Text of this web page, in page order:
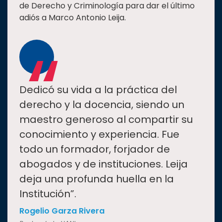
de Derecho y Criminología para dar el último
adiós a Marco Antonio Leija.
“
Dedicó su vida a la práctica del
derecho y la docencia, siendo un
maestro generoso al compartir su
conocimiento y experiencia. Fue
todo un formador, forjador de
abogados y de instituciones. Leija
deja una profunda huella en la
Institución”.
Rogelio Garza Rivera